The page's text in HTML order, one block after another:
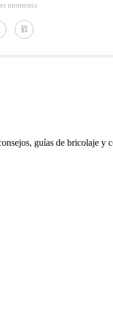
momento
guías de bricolaje y